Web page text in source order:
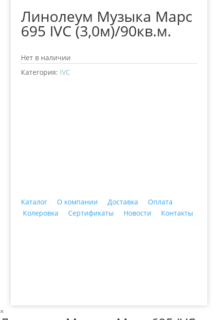
Линолеум Музыка Марс
695 IVC (3,0м)/90кв.м.
Нет в наличии
Категория: IVC
Каталог О компании Доставка
Оплата
Колеровка
Сертификаты Новости Контакты
×